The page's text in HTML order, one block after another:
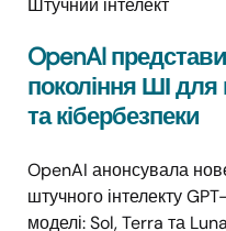
Штучний інтелект
OpenAI
покоління ШІ
та кібербезпеки
OpenAI анонсувала
штучного інтелекту
моделі: Sol, Terra та